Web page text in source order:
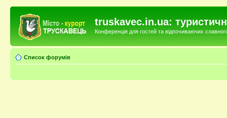
truskavec.in.ua:
Конференція для гостей та відпочиваючих
Список форумів